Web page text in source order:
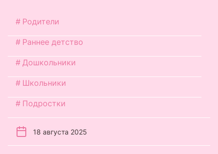
Родители
Раннее детство
Дошкольники
Школьники
Подростки
18 августа 2025